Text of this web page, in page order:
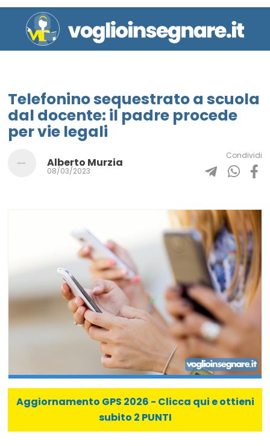
Telefonino sequestrato a scuola
dal docente: il padre procede
per vie legali
Alberto Murzia
08/03/2023
Condividi
Aggiornamento GPS 2026 - Clicca qui e ottieni
subito 2 PUNTI